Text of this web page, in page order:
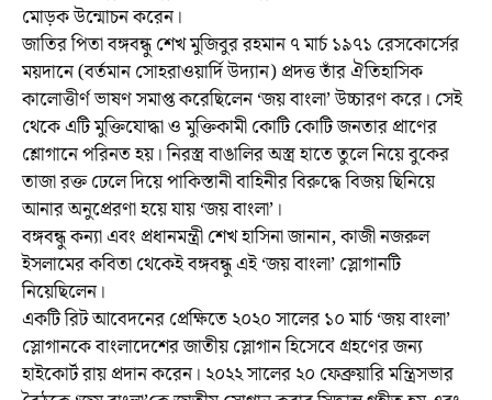
মোড়ক উন্মোচন করেন।
জাতির পিতা বঙ্গবন্ধু শেখ মুজিবুর রহমান ৭ মার্চ ১৯৭১ রেসকোর্সের
ময়দানে (বর্তমান সোহরাওয়ার্দি উদ্যান) প্রদত্ত তাঁর ঐতিহাসিক
কালোত্তীর্ণ ভাষণ সমাপ্ত করেছিলেন ‘জয় বাংলা’ উচ্চারণ করে। সেই
থেকে এটি মুক্তিযোদ্ধা ও মুক্তিকামী কোটি কোটি জনতার প্রাণের
শ্লোগানে পরিনত হয়। নিরস্ত্র বাঙালির অস্ত্র হাতে তুলে নিয়ে বুকের
তাজা রক্ত ঢেলে দিয়ে পাকিস্তানী বাহিনীর বিরুদ্ধে বিজয় ছিনিয়ে
আনার অনুপ্রেরণা হয়ে যায় ‘জয় বাংলা’।
বঙ্গবন্ধু কন্যা এবং প্রধানমন্ত্রী শেখ হাসিনা জানান, কাজী নজরুল
ইসলামের কবিতা থেকেই বঙ্গবন্ধু এই ‘জয় বাংলা’ স্লোগানটি
নিয়েছিলেন।
একটি রিট আবেদনের প্রেক্ষিতে ২০২০ সালের ১০ মার্চ ‘জয় বাংলা’
স্লোগানকে বাংলাদেশের জাতীয় স্লোগান হিসেবে গ্রহণের জন্য
হাইকোর্ট রায় প্রদান করেন। ২০২২ সালের ২০ ফেব্রুয়ারি মন্ত্রিসভার